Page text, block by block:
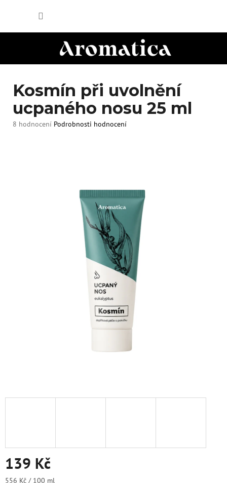
Kosmín při uvolnění
ucpaného nosu 25 ml
Průměrné
8 hodnocení Podrobnosti hodnocení
139 Kč
Měrná
556 Kč / 100 ml